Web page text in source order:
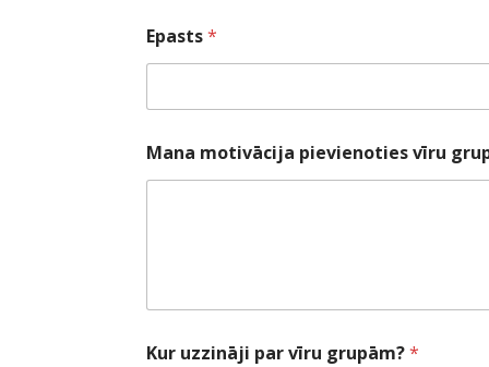
Epasts*
Mana motivācija pievienoties vīru
Kur uzzināji par vīru grupām?*